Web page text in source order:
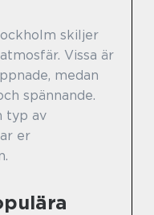
skiljer
Vissa är
medan
spännande.
typ av
er